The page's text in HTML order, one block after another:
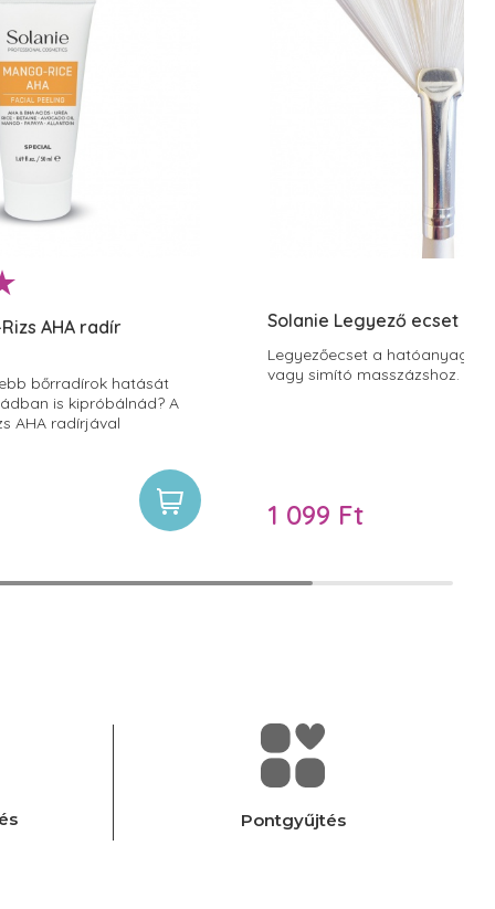
AHA radír
bőrradírok hatását
is kipróbálnád? A
AHA radírjával
bőröd
átjárhatóvá azt a különféle
Solanie Legyező ecset
Legyezőecset a hatóanyagok
vagy simító masszázshoz.
1 099 Ft
Pontgyűjtés